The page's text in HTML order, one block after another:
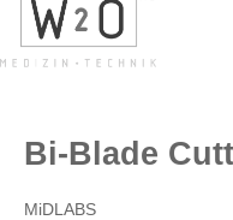
springen
Bi-Blade
MiDLABS